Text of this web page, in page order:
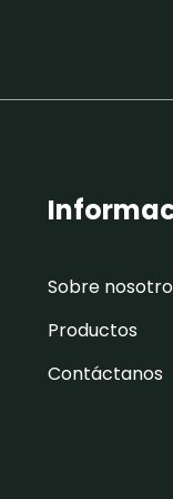
Sobre
Productos
Contáctanos